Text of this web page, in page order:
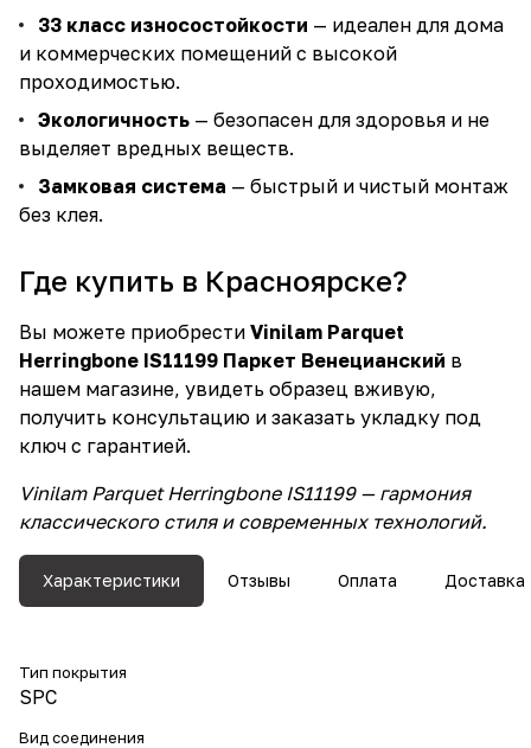
33 класс износостойкости — идеален для дома
и коммерческих помещений с высокой
проходимостью.
Экологичность — безопасен для здоровья и не
выделяет вредных веществ.
Замковая система — быстрый и чистый монтаж
без клея.
Где купить в Красноярске?
Вы можете приобрести Vinilam Parquet
Herringbone IS11199 Паркет Венецианский в
нашем магазине, увидеть образец вживую,
получить консультацию и заказать укладку под
ключ с гарантией.
Vinilam Parquet Herringbone IS11199 — гармония
классического стиля и современных технологий.
Характеристики Отзывы Оплата Доставка
Тип покрытия
SPC
Вид соединения